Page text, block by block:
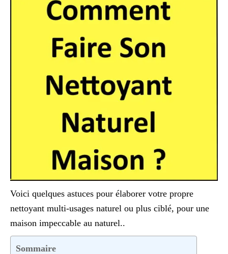
Voici quelques astuces pour élaborer votre propre
nettoyant multi-usages naturel ou plus ciblé, pour une
maison impeccable au naturel..
Sommaire